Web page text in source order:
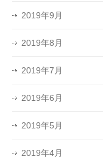
2019年9月
2019年8月
2019年7月
2019年6月
2019年5月
2019年4月